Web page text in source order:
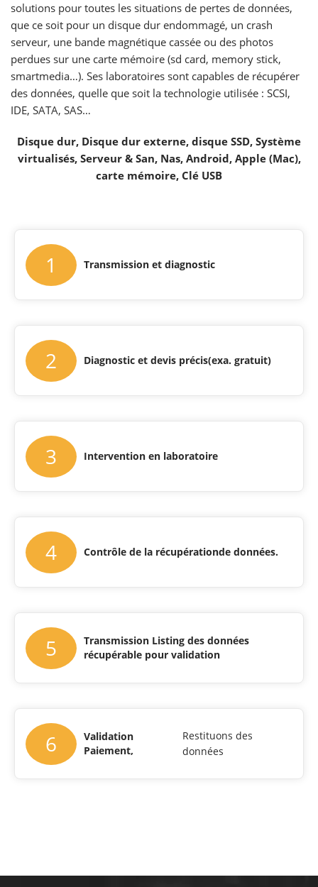
solutions pour toutes les situations de pertes de données,
que ce soit pour un disque dur endommagé, un crash
serveur, une bande magnétique cassée ou des photos
perdues sur une carte mémoire (sd card, memory stick,
smartmedia…). Ses laboratoires sont capables de récupérer
des données, quelle que soit la technologie utilisée : SCSI,
IDE, SATA, SAS…
Disque dur, Disque dur externe, disque SSD, Système
virtualisés, Serveur & San, Nas, Android, Apple (Mac),
carte mémoire, Clé USB
1 Transmission et diagnostic
2 Diagnostic et devis précis(exa. gratuit)
3 Intervention en laboratoire
4 Contrôle de la récupérationde données.
5
Transmission Listing des données
récupérable pour validation
6
Validation
Paiement,
Restituons des
données